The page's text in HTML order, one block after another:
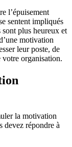
l’épuisement
sentent impliqués
plus heureux et
motivation
leur poste, de
votre organisation.
la motivation
devez répondre à